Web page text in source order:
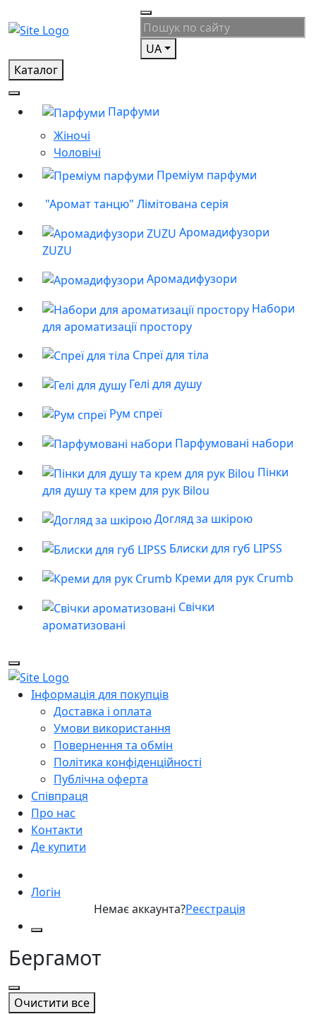
UA
Каталог
Парфуми
Жіночі
Чоловічі
Преміум парфуми
"Аромат танцю" Лімітована серія
Аромадифузори
ZUZU
Аромадифузори
Набори
для ароматизації простору
Спреї для тіла
Гелі для душу
Рум спреї
Парфумовані набори
Пінки
для душу та крем для рук Bilou
Догляд за шкірою
Блиски для губ LIPSS
Креми для рук Crumb
Свічки
ароматизовані
Інформація для покупців
Доставка і оплата
Умови використання
Повернення та обмін
Політика конфіденційності
Публічна оферта
Співпраця
Про нас
Контакти
Де купити
Логін
Немає аккаунта?Реєстрація
Бергамот
Очистити все